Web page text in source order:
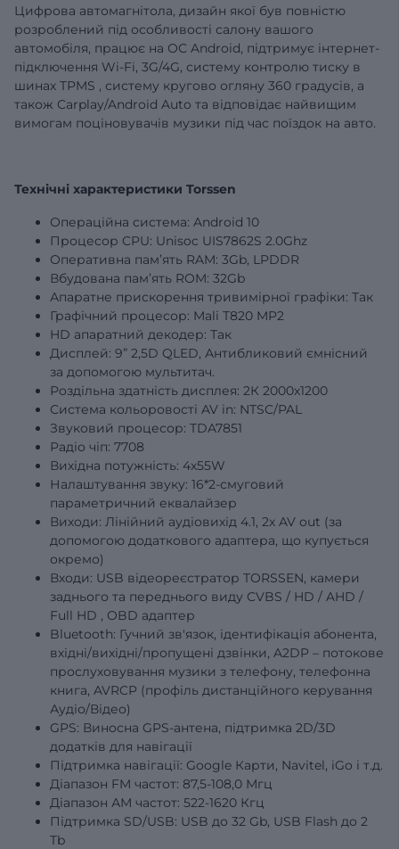
Цифрова автомагнітола, дизайн якої був повністю
розроблений під особливості салону вашого
автомобіля, працює на ОС Android, підтримує інтернет-
підключення Wi-Fi, 3G/4G, систему контролю тиску в
шинах TPMS , систему кругово огляну 360 градусів, а
також Carplay/Android Auto та відповідає найвищим
вимогам поціновувачів музики під час поїздок на авто.
Технічні характеристики Torssen
Операційна система: Android 10
Процесор CPU: Unisoc UIS7862S 2.0Ghz
Оперативна пам’ять RAM: 3Gb, LPDDR
Вбудована пам’ять ROM: 32Gb
Апаратне прискорення тривимірної графіки: Так
Графічний процесор: Mali T820 MP2
HD апаратний декодер: Так
Дисплей: 9” 2,5D QLED, Антибликовий ємнісний
за допомогою мультитач.
Роздільна здатність дисплея: 2К 2000х1200
Система кольоровості AV in: NTSC/PAL
Звуковий процесор: TDA7851
Радіо чіп: 7708
Вихідна потужність: 4х55W
Налаштування звуку: 16*2-смуговий
параметричний еквалайзер
Виходи: Лінійний аудіовихід 4.1, 2x AV out (за
допомогою додаткового адаптера, що купується
окремо)
Входи: USB відеореєстратор TORSSEN, камери
заднього та переднього виду CVBS / HD / AHD /
Full HD , OBD адаптер
Bluetooth: Гучний зв'язок, ідентифікація абонента,
вхідні/вихідні/пропущені дзвінки, A2DP – потокове
прослуховування музики з телефону, телефонна
книга, AVRCP (профіль дистанційного керування
Аудіо/Відео)
GPS: Виносна GPS-антена, підтримка 2D/3D
додатків для навігації
Підтримка навігації: Google Карти, Navitel, iGo і т.д.
Діапазон FM частот: 87,5-108,0 Мгц
Діапазон АМ частот: 522-1620 Кгц
Підтримка SD/USB: USB до 32 Gb, USB Flash до 2
Tb